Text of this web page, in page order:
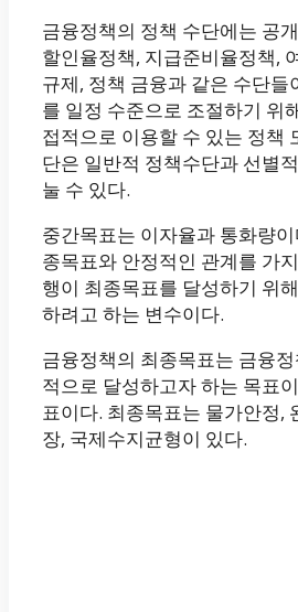
금융정책의 정책 수단에는 공
할인율정책, 지급준비율정책,
규제, 정책 금융과 같은 수단들
를 일정 수준으로 조절하기 위
접적으로 이용할 수 있는 정책
단은 일반적 정책수단과 선별
눌 수 있다.
중간목표는 이자율과 통화량
종목표와 안정적인 관계를 가
행이 최종목표를 달성하기 위
하려고 하는 변수이다.
금융정책의 최종목표는 금융
적으로 달성하고자 하는 목표
표이다. 최종목표는 물가안정,
장, 국제수지균형이 있다.